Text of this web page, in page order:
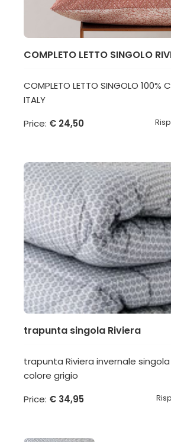
COMPLETO LETTO SINGOLO
COMPLETO LETTO SINGOLO 100%
ITALY
Price: € 24,50
trapunta singola Riviera
trapunta Riviera invernale
colore grigio
Price: € 34,95